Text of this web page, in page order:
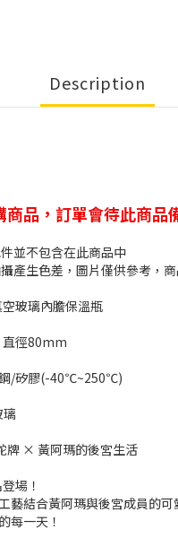
Description
商品，訂單會待此商品
並不包含在此商品中
產生色差，圖片僅供參考，
玻璃內膽保溫瓶
徑80mm
鋼/矽膠(-40℃~250℃)
璃
牌 × 黃阿瑪的後宮生活
場！
藝結合黃阿瑪與後宮成員的可
每一天！